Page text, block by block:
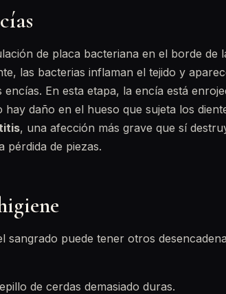
de placa bacteriana en el borde de
las bacterias inflaman el tejido y
En esta etapa, la encía está
daño en el hueso que sujeta los
, una afección más grave que sí
pérdida de piezas.
sangrado puede tener otros
de cerdas demasiado duras.